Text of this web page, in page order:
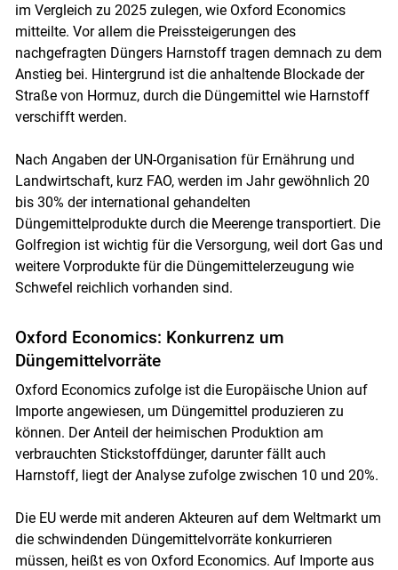
im Vergleich zu 2025 zulegen, wie Oxford Economics
mitteilte. Vor allem die Preissteigerungen des
nachgefragten Düngers Harnstoff tragen demnach zu dem
Anstieg bei. Hintergrund ist die anhaltende Blockade der
Straße von Hormuz, durch die Düngemittel wie Harnstoff
verschifft werden.
Nach Angaben der UN-Organisation für Ernährung und
Landwirtschaft, kurz FAO, werden im Jahr gewöhnlich 20
bis 30% der international gehandelten
Düngemittelprodukte durch die Meerenge transportiert. Die
Golfregion ist wichtig für die Versorgung, weil dort Gas und
weitere Vorprodukte für die Düngemittelerzeugung wie
Schwefel reichlich vorhanden sind.
Oxford Economics: Konkurrenz um
Düngemittelvorräte
Oxford Economics zufolge ist die Europäische Union auf
Importe angewiesen, um Düngemittel produzieren zu
können. Der Anteil der heimischen Produktion am
verbrauchten Stickstoffdünger, darunter fällt auch
Harnstoff, liegt der Analyse zufolge zwischen 10 und 20%.
Die EU werde mit anderen Akteuren auf dem Weltmarkt um
die schwindenden Düngemittelvorräte konkurrieren
müssen, heißt es von Oxford Economics. Auf Importe aus